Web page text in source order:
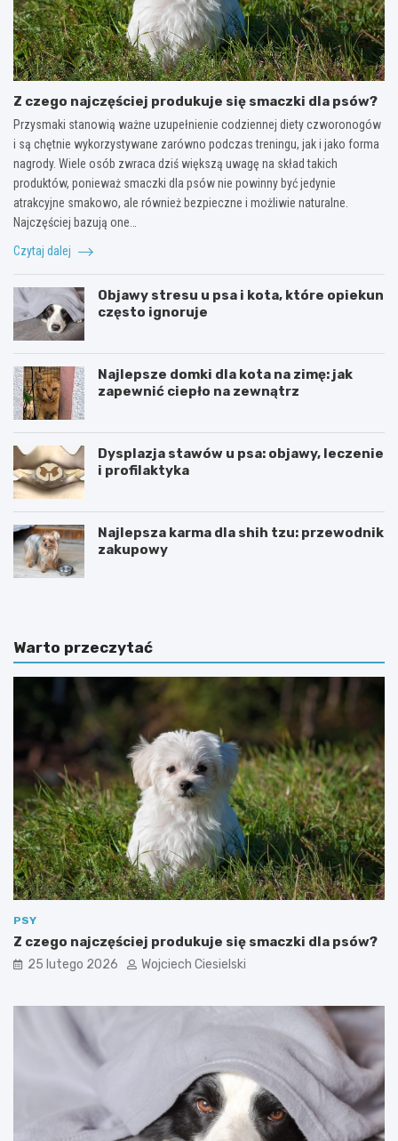
Z czego najczęściej produkuje się smaczki dla psów?
Przysmaki stanowią ważne uzupełnienie codziennej diety czworonogów
i są chętnie wykorzystywane zarówno podczas treningu, jak i jako forma
nagrody. Wiele osób zwraca dziś większą uwagę na skład takich
produktów, ponieważ smaczki dla psów nie powinny być jedynie
atrakcyjne smakowo, ale również bezpieczne i możliwie naturalne.
Najczęściej bazują one…
Czytaj dalej
Objawy stresu u psa i kota, które opiekun
często ignoruje
Najlepsze domki dla kota na zimę: jak
zapewnić ciepło na zewnątrz
Dysplazja stawów u psa: objawy, leczenie
i profilaktyka
Najlepsza karma dla shih tzu: przewodnik
zakupowy
Warto przeczytać
PSY
Z czego najczęściej produkuje się smaczki dla psów?
25 lutego 2026 Wojciech Ciesielski